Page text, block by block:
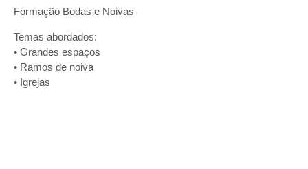
Formação Bodas e Noivas
Temas abordados:
• Grandes espaços
• Ramos de noiva
• Igrejas